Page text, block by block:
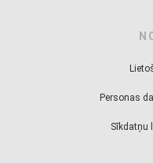
Personas
Sīkdatņu